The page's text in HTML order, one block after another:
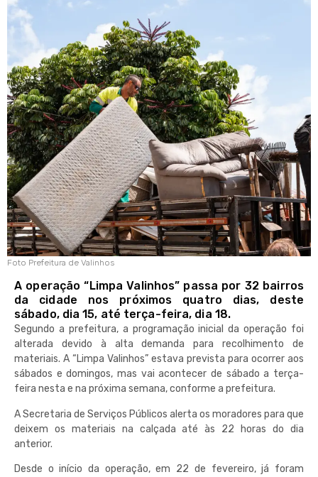
Foto Prefeitura de Valinhos
A operação “Limpa Valinhos” passa por 32 bairros
da cidade nos próximos quatro dias, deste
sábado, dia 15, até terça-feira, dia 18.
Segundo a prefeitura, a programação inicial da operação foi
alterada devido à alta demanda para recolhimento de
materiais. A “Limpa Valinhos” estava prevista para ocorrer aos
sábados e domingos, mas vai acontecer de sábado a terça-
feira nesta e na próxima semana, conforme a prefeitura.
A Secretaria de Serviços Públicos alerta os moradores para que
deixem os materiais na calçada até às 22 horas do dia
anterior.
Desde o início da operação, em 22 de fevereiro, já foram